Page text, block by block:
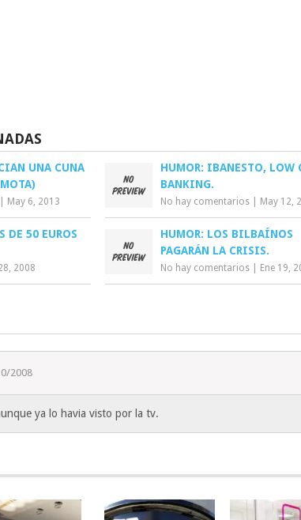
UNA CUNA
May 6, 2013
HUMOR: IBANESTO, LOW
BANKING.
No hay comentarios May 12,
DE 50 EUROS
2008
HUMOR: LOS BILBAÍNOS
PAGARÁN LA CRISIS.
No hay comentarios Ene 19,
2008
ya lo havia visto por la tv.